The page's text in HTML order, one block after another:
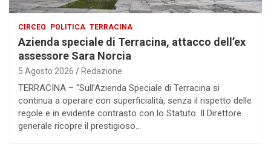
CIRCEO POLITICA TERRACINA
Azienda speciale di Terracina, attacco dell’ex
assessore Sara Norcia
5 Agosto 2026 Redazione
TERRACINA – “Sull’Azienda Speciale di Terracina si
continua a operare con superficialità, senza il rispetto delle
regole e in evidente contrasto con lo Statuto. Il Direttore
generale ricopre il prestigioso…